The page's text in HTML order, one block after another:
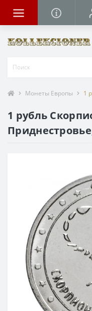
Монеты Европы 1
1 рубль